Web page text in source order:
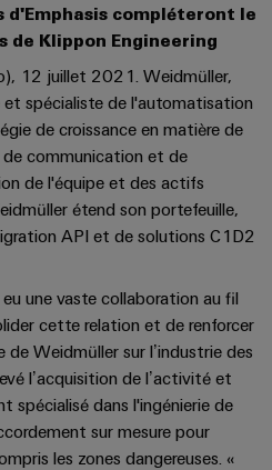
raccordement
pratique pour
votre
industrie. Nos
innovations
pour la
connectivité
industrielle.
Nouveautés
produits
Technique de
raccordement
pratique pour
votre
industrie. Nos
connectivité
industrielle.
d'Emphasis compléteront le
Klippon Engineering
12 juillet 2021. Weidmüller,
spécialiste de l'automatisation
de croissance en matière de
communication et de
de l'équipe et des actifs
étend son portefeuille,
API et de solutions C1D2
une vaste collaboration au fil
cette relation et de renforcer
Weidmüller sur l’industrie des
l’acquisition de l’activité et
spécialisé dans l'ingénierie de
sur mesure pour
les zones dangereuses. «